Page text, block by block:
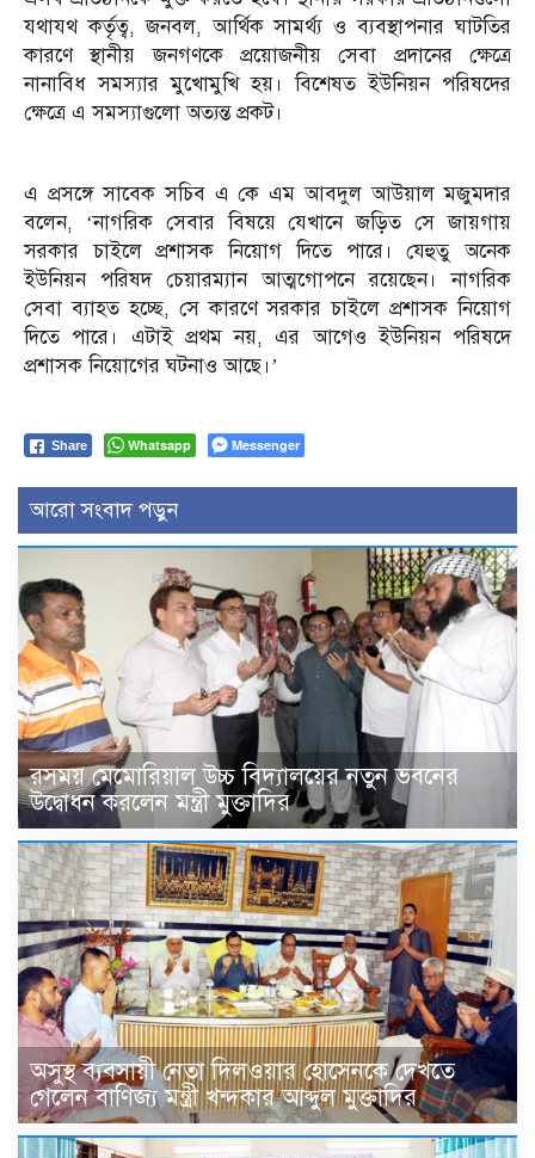
যথাযথ কর্তৃত্ব, জনবল, আর্থিক সামর্থ্য ও ব্যবস্থাপনার ঘাটতির
কারণে স্থানীয় জনগণকে প্রয়োজনীয় সেবা প্রদানের ক্ষেত্রে
নানাবিধ সমস্যার মুখোমুখি হয়। বিশেষত ইউনিয়ন পরিষদের
ক্ষেত্রে এ সমস্যাগুলো অত্যন্ত প্রকট।
এ প্রসঙ্গে সাবেক সচিব এ কে এম আবদুল আউয়াল মজুমদার
বলেন, ‘নাগরিক সেবার বিষয়ে যেখানে জড়িত সে জায়গায়
সরকার চাইলে প্রশাসক নিয়োগ দিতে পারে। যেহুতু অনেক
ইউনিয়ন পরিষদ চেয়ারম্যান আত্মগোপনে রয়েছেন। নাগরিক
সেবা ব্যাহত হচ্ছে, সে কারণে সরকার চাইলে প্রশাসক নিয়োগ
দিতে পারে। এটাই প্রথম নয়, এর আগেও ইউনিয়ন পরিষদে
প্রশাসক নিয়োগের ঘটনাও আছে।’
Share Whatsapp Messenger
আরো সংবাদ পড়ুন
রসময় মেমোরিয়াল উচ্চ বিদ্যালয়ের নতুন ভবনের
উদ্বোধন করলেন মন্ত্রী মুক্তাদির
অসুস্থ ব্যবসায়ী নেতা দিলওয়ার হোসেনকে দেখতে
গেলেন বাণিজ্য মন্ত্রী খন্দকার আব্দুল মুক্তাদির